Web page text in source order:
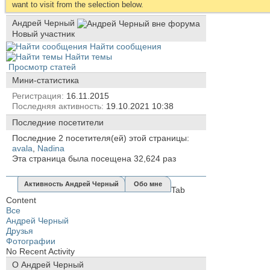
want to visit from the selection below.
Андрей Черный
Новый участник
Найти сообщения
Найти темы
Просмотр статей
Мини-статистика
Регистрация
16.11.2015
Последняя активность 19.10.2021 10:38
Последние посетители
Последние 2 посетителя(ей) этой страницы:
avala
Nadina
Эта страница была посещена 32,624 раз
Активность Андрей Черный Обо мне
Tab
Content
Все
Андрей Черный
Друзья
Фотографии
No Recent Activity
О Андрей Черный